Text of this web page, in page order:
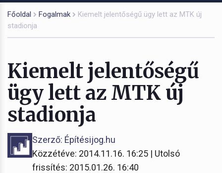
Főoldal Fogalmak
Kiemelt jelentőségű ügy lett az MTK új
stadionja
Kiemelt jelentőségű
ügy lett az MTK új
stadionja
Szerző: Építésijog.hu
Közzétéve: 2014.11.16. 16:25 | Utolsó
frissítés: 2015.01.26. 16:40